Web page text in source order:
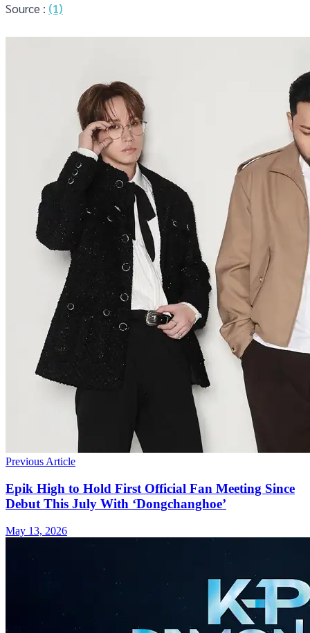
Source : (1)
Previous Article
Epik High to Hold First Official Fan Meeting Since
Debut This July With ‘Dongchanghoe’
May 13, 2026